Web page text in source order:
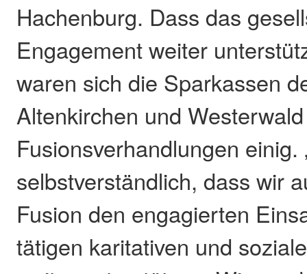
Hachenburg. Dass das
Engagement weiter
waren sich die Sparkassen
Altenkirchen und
Fusionsverhandlungen einig.
selbstverständlich, dass wir
Fusion den engagierten
tätigen karitativen und